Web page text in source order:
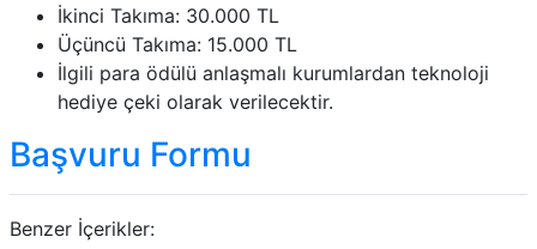
İkinci Takıma: 30.000 TL
Üçüncü Takıma: 15.000 TL
İlgili para ödülü anlaşmalı kurumlardan teknoloji
hediye çeki olarak verilecektir.
Başvuru Formu
Benzer İçerikler: